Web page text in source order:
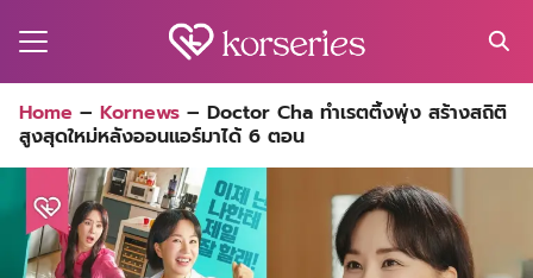
for:
Home – Kornews – Doctor Cha ทำเรตติ้งพุ่ง สร้างสถิติ
สูงสุดใหม่หลังออนแอร์มาได้ 6 ตอน